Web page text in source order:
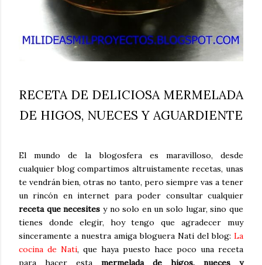
RECETA DE DELICIOSA MERMELADA
DE HIGOS, NUECES Y AGUARDIENTE
El mundo de la blogosfera es maravilloso, desde
cualquier blog compartimos altruistamente recetas, unas
te vendrán bien, otras no tanto, pero siempre vas a tener
un rincón en internet para poder consultar cualquier
receta que necesites y no solo en un solo lugar, sino que
tienes donde elegir, hoy tengo que agradecer muy
sinceramente a nuestra amiga bloguera Nati del blog: La
cocina de Nati, que haya puesto hace poco una receta